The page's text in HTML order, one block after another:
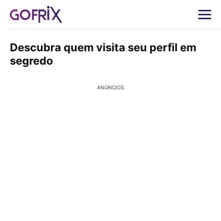
Descubra quem visita seu perfil em
segredo
ANÚNCIOS